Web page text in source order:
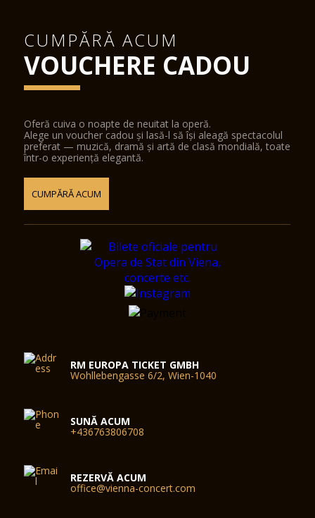
CUMPĂRĂ ACUM
VOUCHERE CADOU
Oferă cuiva o noapte de neuitat la operă.
Alege un voucher cadou și lasă-l să își aleagă spectacolul
preferat — muzică, dramă și artă de clasă mondială, toate
într-o experiență elegantă.
CUMPĂRĂ ACUM
RM EUROPA TICKET GMBH
Wohllebengasse 6/2, Wien-1040
SUNĂ ACUM
+436763806708
REZERVĂ ACUM
office@vienna-concert.com